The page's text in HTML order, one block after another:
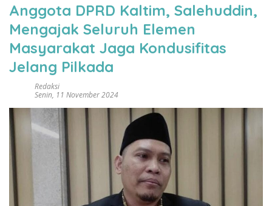
Anggota DPRD Kaltim, Salehuddin,
Mengajak Seluruh Elemen
Masyarakat Jaga Kondusifitas
Jelang Pilkada
Redaksi
Senin, 11 November 2024